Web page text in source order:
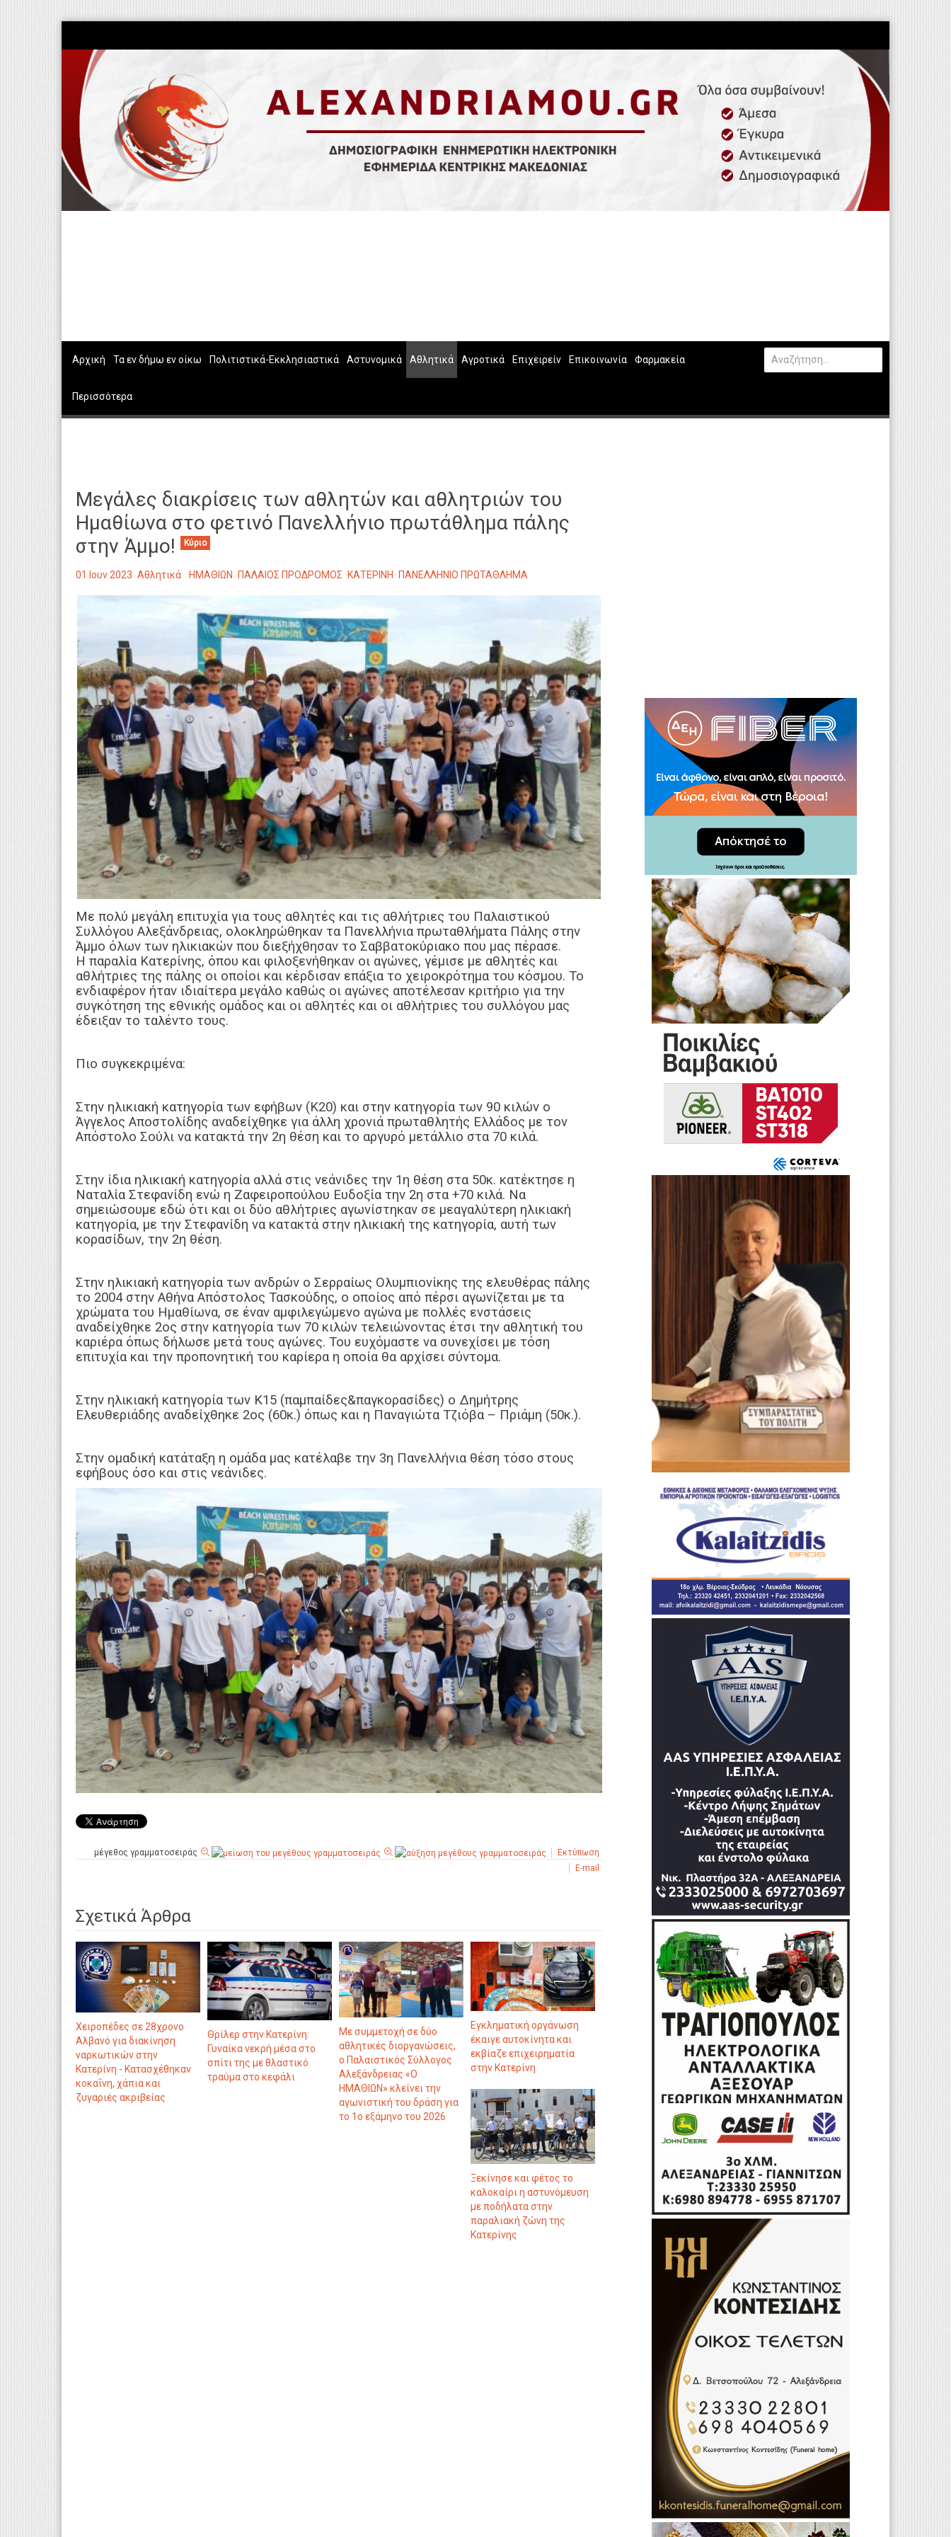
Αρχική Τα εν δήμω εν οίκω Πολιτιστικά-Εκκλησιαστικά Αστυνομικά Αθλητικά Αγροτικά Επιχειρείν Επικοινωνία Φαρμακεία
Περισσότερα
Μεγάλες διακρίσεις των αθλητών και αθλητριών του
Ημαθίωνα στο φετινό Πανελλήνιο πρωτάθλημα πάλης
στην Άμμο!
Κύριο
01 Ιουν 2023 Αθλητικά ΗΜΑΘΙΩΝ ΠΑΛΑΙΟΣ ΠΡΟΔΡΟΜΟΣ ΚΑΤΕΡΙΝΗ ΠΑΝΕΛΛΗΝΙΟ ΠΡΩΤΑΘΛΗΜΑ
Με πολύ μεγάλη επιτυχία για τους αθλητές και τις αθλήτριες του Παλαιστικού
Συλλόγου Αλεξάνδρειας, ολοκληρώθηκαν τα Πανελλήνια πρωταθλήματα Πάλης στην
Άμμο όλων των ηλικιακών που διεξήχθησαν το Σαββατοκύριακο που μας πέρασε.
Η παραλία Κατερίνης, όπου και φιλοξενήθηκαν οι αγώνες, γέμισε με αθλητές και
αθλήτριες της πάλης οι οποίοι και κέρδισαν επάξια το χειροκρότημα του κόσμου. Το
ενδιαφέρον ήταν ιδιαίτερα μεγάλο καθώς οι αγώνες αποτέλεσαν κριτήριο για την
συγκότηση της εθνικής ομάδος και οι αθλητές και οι αθλήτριες του συλλόγου μας
έδειξαν το ταλέντο τους.
Πιο συγκεκριμένα:
Στην ηλικιακή κατηγορία των εφήβων (Κ20) και στην κατηγορία των 90 κιλών ο
Άγγελος Αποστολίδης αναδείχθηκε για άλλη χρονιά πρωταθλητής Ελλάδος με τον
Απόστολο Σούλι να κατακτά την 2η θέση και το αργυρό μετάλλιο στα 70 κιλά.
Στην ίδια ηλικιακή κατηγορία αλλά στις νεάνιδες την 1η θέση στα 50κ. κατέκτησε η
Ναταλία Στεφανίδη ενώ η Ζαφειροπούλου Ευδοξία την 2η στα +70 κιλά. Να
σημειώσουμε εδώ ότι και οι δύο αθλήτριες αγωνίστηκαν σε μεαγαλύτερη ηλικιακή
κατηγορία, με την Στεφανίδη να κατακτά στην ηλικιακή της κατηγορία, αυτή των
κορασίδων, την 2η θέση.
Στην ηλικιακή κατηγορία των ανδρών ο Σερραίως Ολυμπιονίκης της ελευθέρας πάλης
το 2004 στην Αθήνα Απόστολος Τασκούδης, ο οποίος από πέρσι αγωνίζεται με τα
χρώματα του Ημαθίωνα, σε έναν αμφιλεγώμενο αγώνα με πολλές ενστάσεις
αναδείχθηκε 2ος στην κατηγορία των 70 κιλών τελειώνοντας έτσι την αθλητική του
καριέρα όπως δήλωσε μετά τους αγώνες. Του ευχόμαστε να συνεχίσει με τόση
επιτυχία και την προπονητική του καρίερα η οποία θα αρχίσει σύντομα.
Στην ηλικιακή κατηγορία των Κ15 (παμπαίδες&παγκορασίδες) ο Δημήτρης
Ελευθεριάδης αναδείχθηκε 2ος (60κ.) όπως και η Παναγιώτα Τζιόβα – Πριάμη (50κ.).
Στην ομαδική κατάταξη η ομάδα μας κατέλαβε την 3η Πανελλήνια θέση τόσο στους
εφήβους όσο και στις νεάνιδες.
μέγεθος γραμματοσειράς
Εκτύπωση
E-mail
Σχετικά Άρθρα
Χειροπέδες σε 28χρονο
Αλβανό για διακίνηση
ναρκωτικών στην
Κατερίνη - Κατασχέθηκαν
κοκαΐνη, χάπια και
ζυγαριές ακριβείας
Θρίλερ στην Κατερίνη:
Γυναίκα νεκρή μέσα στο
σπίτι της με θλαστικό
τραύμα στο κεφάλι
Με συμμετοχή σε δύο
αθλητικές διοργανώσεις,
ο Παλαιστικός Σύλλογος
Αλεξάνδρειας «Ο
ΗΜΑΘΙΩΝ» κλείνει την
αγωνιστική του δράση για
το 1ο εξάμηνο του 2026
Εγκληματική οργάνωση
έκαιγε αυτοκίνητα και
εκβίαζε επιχειρηματία
στην Κατερίνη
Ξεκίνησε και φέτος το
καλοκαίρι η αστυνόμευση
με ποδήλατα στην
παραλιακή ζώνη της
Κατερίνης